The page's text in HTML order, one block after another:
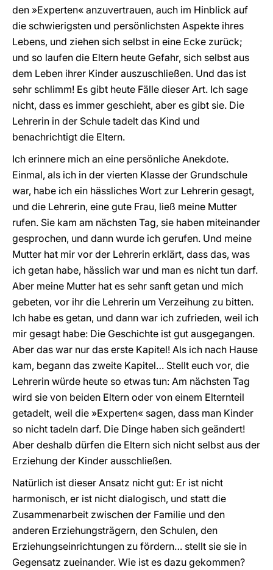
den »Experten« anzuvertrauen, auch im Hinblick auf
die schwierigsten und persönlichsten Aspekte ihres
Lebens, und ziehen sich selbst in eine Ecke zurück;
und so laufen die Eltern heute Gefahr, sich selbst aus
dem Leben ihrer Kinder auszuschließen. Und das ist
sehr schlimm! Es gibt heute Fälle dieser Art. Ich sage
nicht, dass es immer geschieht, aber es gibt sie. Die
Lehrerin in der Schule tadelt das Kind und
benachrichtigt die Eltern.
Ich erinnere mich an eine persönliche Anekdote.
Einmal, als ich in der vierten Klasse der Grundschule
war, habe ich ein hässliches Wort zur Lehrerin gesagt,
und die Lehrerin, eine gute Frau, ließ meine Mutter
rufen. Sie kam am nächsten Tag, sie haben miteinander
gesprochen, und dann wurde ich gerufen. Und meine
Mutter hat mir vor der Lehrerin erklärt, dass das, was
ich getan habe, hässlich war und man es nicht tun darf.
Aber meine Mutter hat es sehr sanft getan und mich
gebeten, vor ihr die Lehrerin um Verzeihung zu bitten.
Ich habe es getan, und dann war ich zufrieden, weil ich
mir gesagt habe: Die Geschichte ist gut ausgegangen.
Aber das war nur das erste Kapitel! Als ich nach Hause
kam, begann das zweite Kapitel… Stellt euch vor, die
Lehrerin würde heute so etwas tun: Am nächsten Tag
wird sie von beiden Eltern oder von einem Elternteil
getadelt, weil die »Experten« sagen, dass man Kinder
so nicht tadeln darf. Die Dinge haben sich geändert!
Aber deshalb dürfen die Eltern sich nicht selbst aus der
Erziehung der Kinder ausschließen.
Natürlich ist dieser Ansatz nicht gut: Er ist nicht
harmonisch, er ist nicht dialogisch, und statt die
Zusammenarbeit zwischen der Familie und den
anderen Erziehungsträgern, den Schulen, den
Erziehungseinrichtungen zu fördern… stellt sie sie in
Gegensatz zueinander. Wie ist es dazu gekommen?